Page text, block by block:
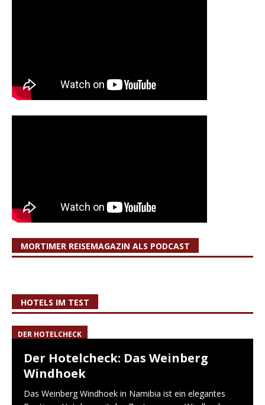
MORTIMER REISEMAGAZIN ALS PODCAST
HOTELS IM TEST
DER HOTELCHECK
Der Hotelcheck: Das Weinberg
Windhoek
Das Weinberg Windhoek in Namibia ist ein elegantes